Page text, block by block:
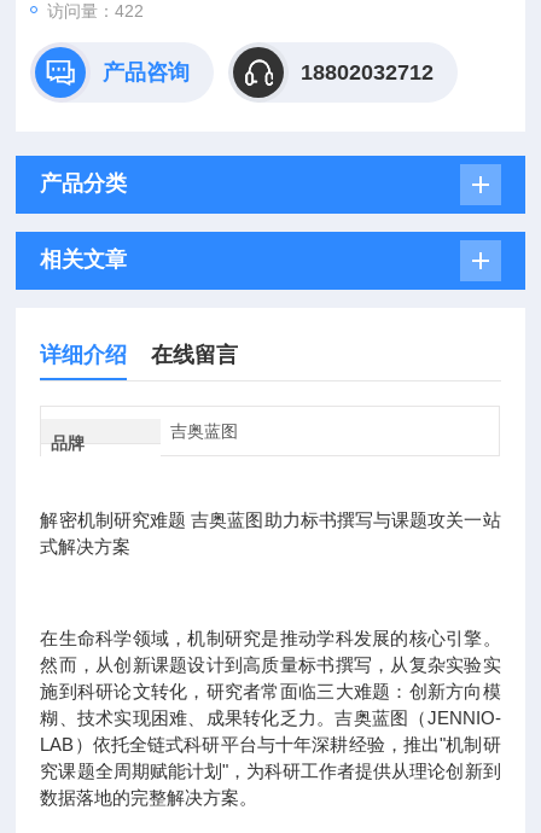
访问量：422
产品咨询 18802032712
产品分类
相关文章
详细介绍 在线留言
品牌
吉奥蓝图
解密机制研究难题 吉奥蓝图助力标书撰写与课题攻关一站
式解决方案
在生命科学领域，机制研究是推动学科发展的核心引擎。
然而，从创新课题设计到高质量标书撰写，从复杂实验实
施到科研论文转化，研究者常面临三大难题：创新方向模
糊、技术实现困难、成果转化乏力。吉奥蓝图（JENNIO-
LAB）依托全链式科研平台与十年深耕经验，推出"机制研
究课题全周期赋能计划"，为科研工作者提供从理论创新到
数据落地的完整解决方案。